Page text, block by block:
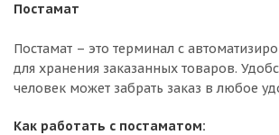
Постамат
Постамат – это терминал с
для хранения заказанных товаров.
человек может забрать заказ в любое
Как работать с постаматом: